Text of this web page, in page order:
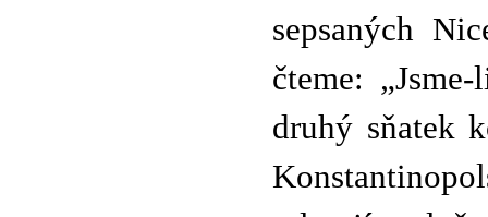
sepsaných
čteme:
druhý sňatek